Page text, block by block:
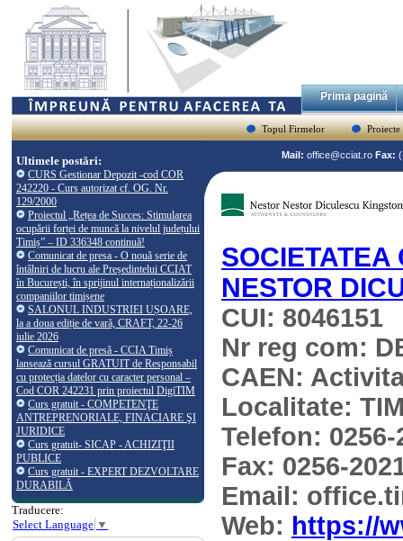
Prima pagină
Topul Firmelor Proiecte
Ultimele postări:
CURS Gestionar Depozit -cod COR
242220 - Curs autorizat cf. OG. Nr.
129/2000
Proiectul „Rețea de Succes: Stimularea
ocupării forței de muncă la nivelul județului
Timiș” – ID 336348 continuă!
Comunicat de presa - O nouă serie de
întâlniri de lucru ale Președintelui CCIAT
în București, în sprijinul internaționalizării
companiilor timișene
SALONUL INDUSTRIEI UȘOARE,
la a doua ediție de vară, CRAFT, 22-26
iulie 2026
Comunicat de presă - CCIA Timiș
lansează cursul GRATUIT de Responsabil
cu protecția datelor cu caracter personal –
Cod COR 242231 prin proiectul DigiTIM
Curs gratuit - COMPETENŢE
ANTREPRENORIALE, FINACIARE ŞI
JURIDICE
Curs gratuit- SICAP - ACHIZIŢII
PUBLICE
Curs gratuit - EXPERT DEZVOLTARE
DURABILĂ
Traducere:
Select Language ▼
Mail: office@cciat.ro Fax:
SOCIETATEA
NESTOR
CUI: 8046151
Nr reg com:
CAEN:
Localitate:
Telefon: 0256-
Fax: 0256-
Email:
Web: https://